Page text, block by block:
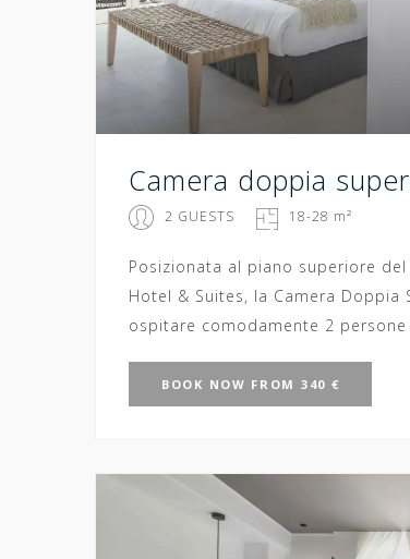
Camera doppia
2 GUESTS 18-28 m²
Posizionata al piano superiore
Hotel & Suites, la Camera
ospitare comodamente 2
BOOK NOW FROM 340 €